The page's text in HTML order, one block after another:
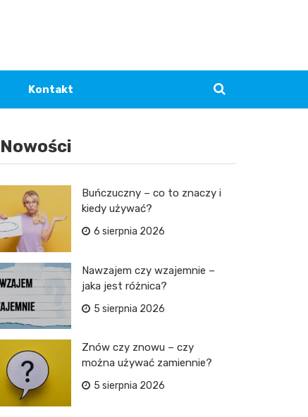
Kontakt
Nowości
Buńczuczny – co to znaczy i
kiedy używać?
6 sierpnia 2026
Nawzajem czy wzajemnie –
jaka jest różnica?
5 sierpnia 2026
Znów czy znowu – czy
można używać zamiennie?
5 sierpnia 2026